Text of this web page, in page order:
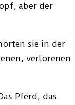
aber der
sie in der
verlorenen
Pferd, das